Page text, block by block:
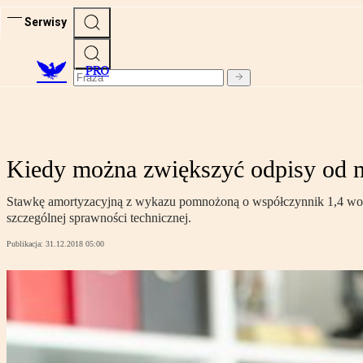
Serwisy
PRO
Kiedy można zwiększyć odpisy od
Stawkę amortyzacyjną z wykazu pomnożoną o współczynnik 1,4
szczególnej sprawności technicznej.
Publikacja: 31.12.2018 05:00